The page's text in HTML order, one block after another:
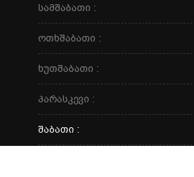
სამშაბათი :
ოთხშაბათი :
ხუთშაბათი :
პარასკევი :
შაბათი :
ტელეფონი